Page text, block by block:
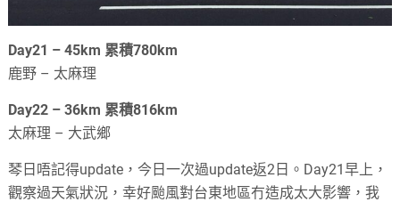
Day21 – 45km 累積780km
鹿野 – 太麻理
Day22 – 36km 累積816km
太麻理 – 大武鄉
琴日唔記得update，今日一次過update返2日。Day21早上，
觀察過天氣狀況，幸好颱風對台東地區冇造成太大影響，我